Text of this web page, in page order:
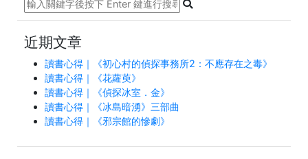
近期文章
讀書心得｜《初心村的偵探事務所2：不應存在之毒》
讀書心得｜《花蘿萸》
讀書心得｜《偵探冰室．金》
讀書心得｜《冰島暗湧》三部曲
讀書心得｜《邪宗館的慘劇》